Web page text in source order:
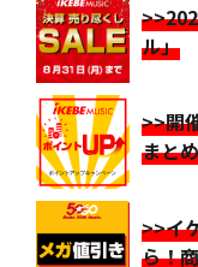
ル」
>>開
まと
>>イ
ら！